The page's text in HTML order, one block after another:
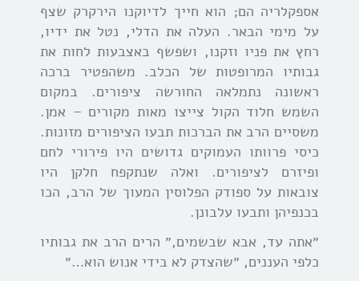
אספקלריה הם; הוא חייך לדיוקנו הירקרק שצף
על מימי הבאר. העלה את הדלי, נטל את ידיו,
רחץ את פניו וזקנו, ושפשף באצבעות לחות את
גבותיו המרופטות של הכלב. משהפטיר ברכה
ראשונה נתמלאה החורשה ציפורים. במקום
השמש חלוד הקול צייצו מאות מקורים – אמן.
משסיים הרב את הברכות תבעו הציפורים מזונות.
כיסי פרוותו העמוקים גדושים היו פירורי לחם
ופיזרם לציפורים. ואלה שנתקפח חלקן היו
צובאות על ספודק הפלוסין המעוך של הרב, הכו
בכנפיהן ותבעו עלבונן.
״אתה עד, אבא שבשמים,״ הרים הרב את גבותיו
כלפי העננים, ״שהצדק לא בידי אנוש הוא…״